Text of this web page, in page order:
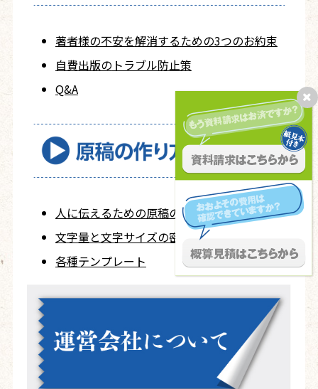
著者様の不安を解消するための3つのお約束
自費出版の トラブル防止策
Q&A
人に伝えるための原稿の作り方
文字量と文字サイズの密なる関係
各種テンプレート